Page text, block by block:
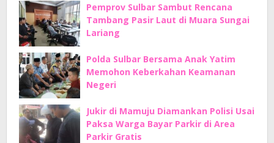
Pemprov Sulbar Sambut Rencana
Tambang Pasir Laut di Muara Sungai
Lariang
Polda Sulbar Bersama Anak Yatim
Memohon Keberkahan Keamanan
Negeri
Jukir di Mamuju Diamankan Polisi Usai
Paksa Warga Bayar Parkir di Area
Parkir Gratis